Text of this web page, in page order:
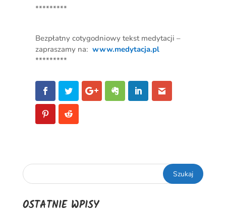
*********
Bezpłatny cotygodniowy tekst medytacji –
zapraszamy na: www.medytacja.pl
*********
OSTATNIE WPISY